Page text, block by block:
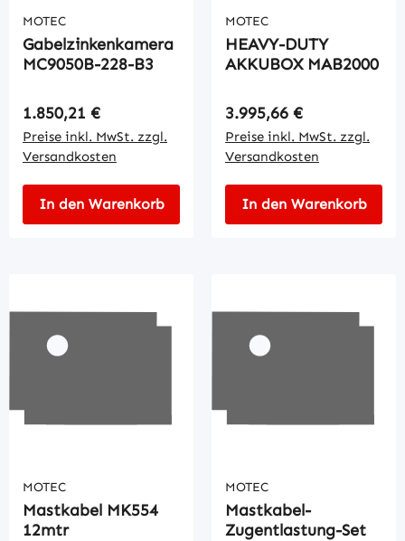
MOTEC
Gabelzinkenkamera
MC9050B-228-B3
Regulärer Preis:
1.850,21 €
Preise inkl. MwSt. zzgl.
Versandkosten
In den Warenkorb
MOTEC
HEAVY-DUTY
AKKUBOX MAB2000
Regulärer Preis:
3.995,66 €
Preise inkl. MwSt. zzgl.
Versandkosten
In den Warenkorb
MOTEC
Mastkabel MK554
12mtr
MOTEC
Mastkabel-
Zugentlastung-Set